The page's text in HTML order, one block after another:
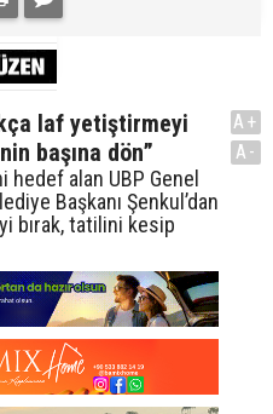
laf yetiştirmeyi
başına dön”
alan UBP Genel
Başkanı Şenkul’dan
bırak, tatilini kesip
A+
A-